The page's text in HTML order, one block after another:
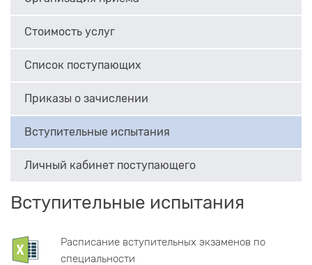
Стоимость услуг
Список поступающих
Приказы о зачислении
Вступительные испытания
Личный кабинет поступающего
Вступительные испытания
Расписание вступительных экзаменов по
специальности